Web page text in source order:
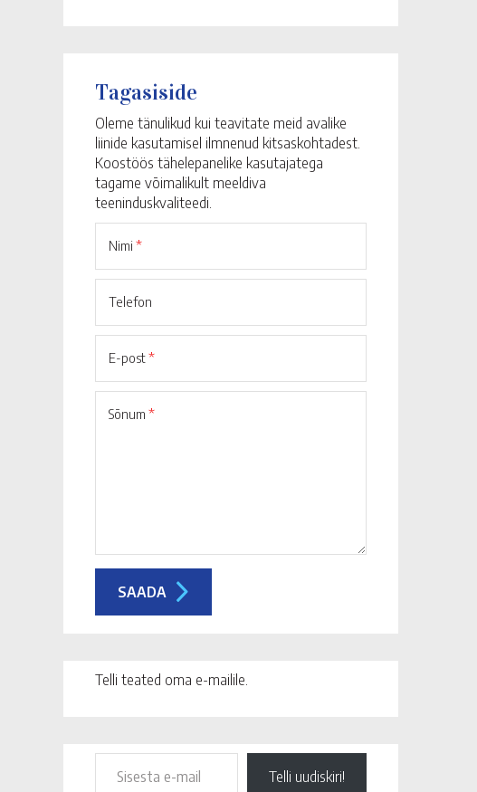
Tagasiside
Oleme tänulikud kui teavitate meid avalike
liinide kasutamisel ilmnenud kitsaskohtadest.
Koostöös tähelepanelike kasutajatega
tagame võimalikult meeldiva
teeninduskvaliteedi.
Nimi *
Telefon
E-post*
Sõnum *
Telli teated oma e-mailile.
Telli uudiskiri!